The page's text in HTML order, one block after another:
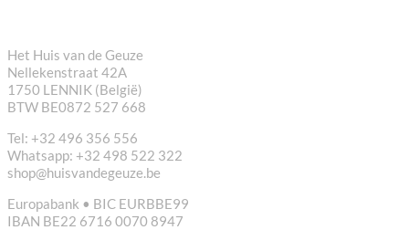
Het Huis van de Geuze
Nellekenstraat 42A
1750 LENNIK (België)
BTW BE0872 527 668
Tel: +32 496 356 556
Whatsapp: +32 498 522 322
shop@huisvandegeuze.be
Europabank • BIC EURBBE99
IBAN BE22 6716 0070 8947